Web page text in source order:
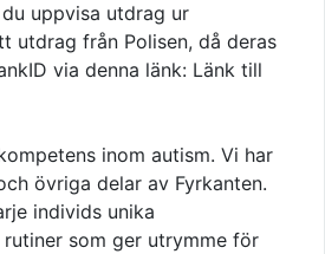
uppvisa utdrag ur
utdrag från Polisen, då deras
via denna länk: Länk till
inom autism. Vi har
övriga delar av Fyrkanten.
individs unika
som ger utrymme för